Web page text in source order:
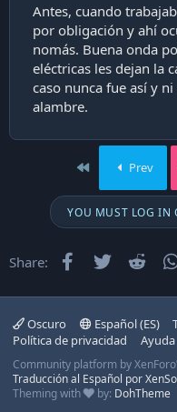
Antes, cuando
por obligación y ahí
nomás. Buena onda
eléctricas les dejan la
caso nunca fue así y
alambre.
First Prev
YOU MUST LOG IN
Share: Facebook
Twitter
Oscuro Español (ES)
Política de privacidad
Ayuda
Community platform by XenForo
Traducción al Español por
Theming with
by: DohTheme